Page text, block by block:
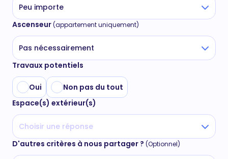
Peu importe
Ascenseur(appartement uniquement)
Pas nécessairement
Travaux potentiels
Oui
Non pas du tout
Espace(s) extérieur(s)
Choisir une réponse
D'autres critères à nous partager ? (Optionnel)